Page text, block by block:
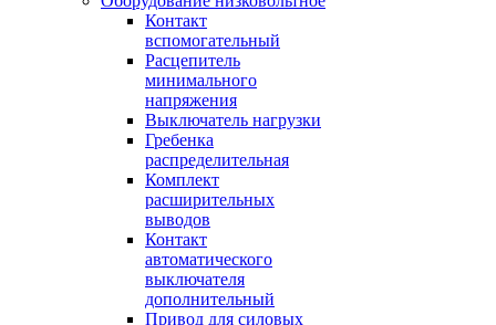
Контакт
вспомогательный
Расцепитель
минимального
напряжения
Выключатель нагрузки
Гребенка
распределительная
Комплект
расширительных
выводов
Контакт
автоматического
выключателя
дополнительный
Привод для силовых